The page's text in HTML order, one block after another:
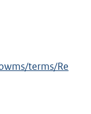
terms/Re